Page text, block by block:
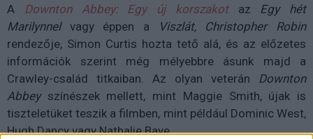
A
Downton Abbey: Egy új korszakotaz Egy hét
Marilynnelvagy éppen a
Viszlát, Christopher Robin
rendezője, Simon Curtis hozta tető alá, és az előzetes
információk szerint még mélyebbre ásunk majd a
Crawley-család titkaiban. Az olyan veterán Downton
Abbeyszínészek mellett, mint Maggie Smith, újak is
tiszteletüket teszik a filmben, mint például Dominic West,
Hugh Dancy vagy Nathalie Baye.